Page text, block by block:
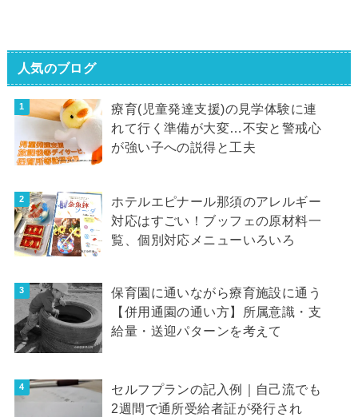
人気のブログ
療育(児童発達支援)の見学体験に連
れて行く準備が大変…不安と警戒心
が強い子への説得と工夫
ホテルエピナール那須のアレルギー
対応はすごい！ブッフェの原材料一
覧、個別対応メニューいろいろ
保育園に通いながら療育施設に通う
【併用通園の通い方】所属意識・支
給量・送迎パターンを考えて
セルフプランの記入例｜自己流でも
2週間で通所受給者証が発行され